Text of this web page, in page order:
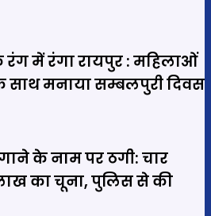
में रंगा रायपुर : महिलाओं
साथ मनाया सम्बलपुरी दिवस
के नाम पर ठगी: चार
का चूना, पुलिस से की